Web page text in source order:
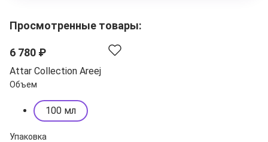
Просмотренные товары:
6 780 ₽
Attar Collection Areej
Объем
100 мл
Упаковка